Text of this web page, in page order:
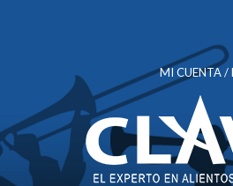
MI CUENTA /